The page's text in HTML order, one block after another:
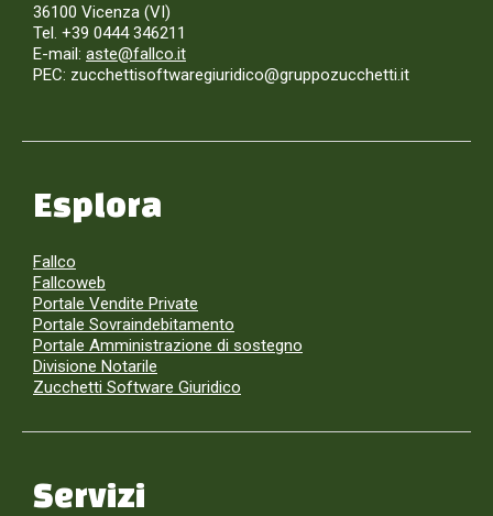
36100 Vicenza (VI)
Tel. +39 0444 346211
E-mail: aste@fallco.it
PEC: zucchettisoftwaregiuridico@gruppozucchetti.it
Esplora
Fallco
Fallcoweb
Portale Vendite Private
Portale Sovraindebitamento
Portale Amministrazione di sostegno
Divisione Notarile
Zucchetti Software Giuridico
Servizi